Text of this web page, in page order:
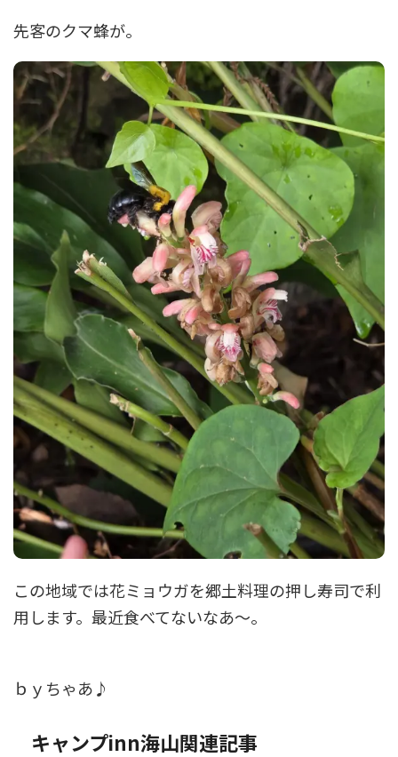
先客のクマ蜂が。
この地域では花ミョウガを郷土料理の押し寿司で利
用します。最近食べてないなあ～。
ｂｙちゃあ♪
キャンプinn海山関連記事